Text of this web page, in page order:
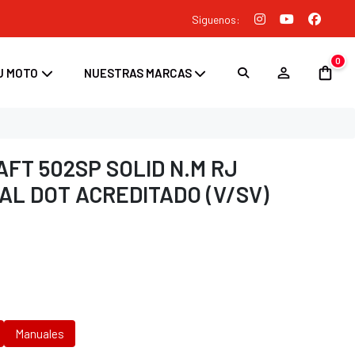
Siguenos:
MOTO NUESTRAS MARCAS
0
502SP SOLID N.M RJ
DOT ACREDITADO (V/SV)
Manuales